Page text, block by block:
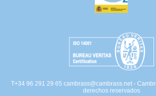
T+34 96 291 29 65 cambrass@cambrass.net -
derechos reservados